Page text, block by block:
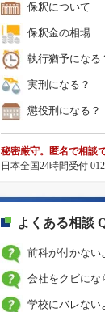
保釈について
保釈金の相場
執行猶予になる
実刑になる？
懲役刑になる？
秘密厳守。匿名で相談
日本全国24時間受付
よくある相談
前科が付かない
会社をクビにな
学校にバレない